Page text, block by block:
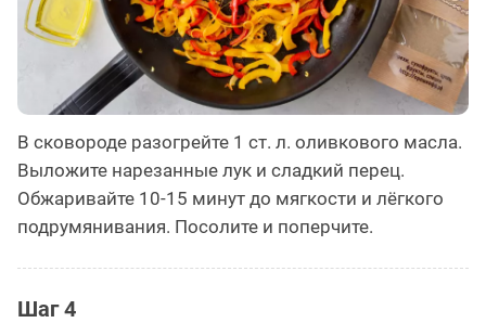
В сковороде разогрейте 1 ст. л. оливкового масла.
Выложите нарезанные лук и сладкий перец.
Обжаривайте 10-15 минут до мягкости и лёгкого
подрумянивания. Посолите и поперчите.
Шаг 4